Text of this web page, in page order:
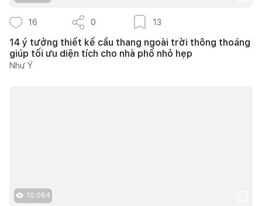
16 0 13
14 ý tưởng thiết kế cầu thang ngoài trời thông thoáng
giúp tối ưu diện tích cho nhà phố nhỏ hẹp
Như Ý
10.064